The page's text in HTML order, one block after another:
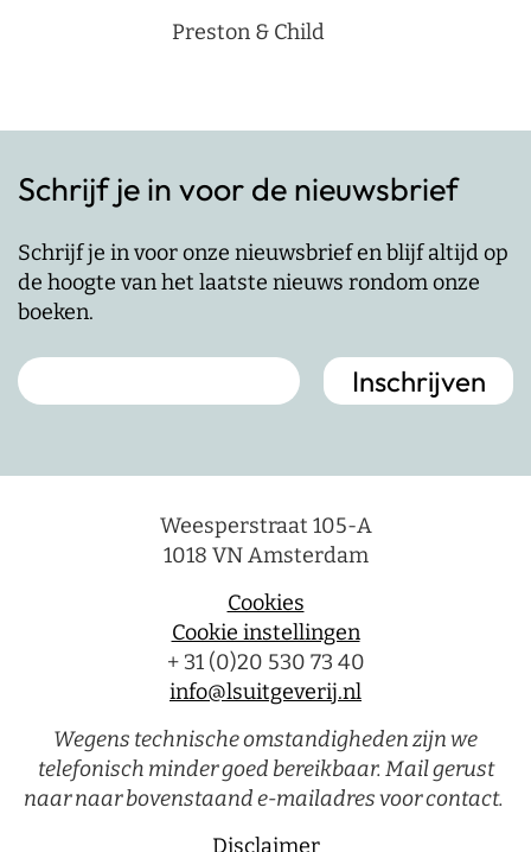
Preston & Child
Schrijf je in voor de nieuwsbrief
Schrijf je in voor onze nieuwsbrief en blijf altijd op
de hoogte van het laatste nieuws rondom onze
boeken.
Weesperstraat 105-A
1018 VN Amsterdam
Cookies
Cookie instellingen
+ 31 (0)20 530 73 40
info@lsuitgeverij.nl
Wegens technische omstandigheden zijn we
telefonisch minder goed bereikbaar. Mail gerust
naar naar bovenstaand e-mailadres voor contact.
Disclaimer